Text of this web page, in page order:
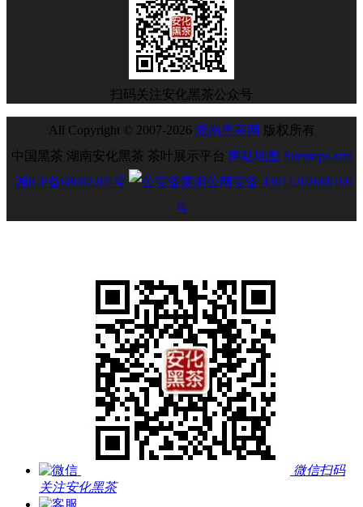
扫码关注安化黑茶公众号
All Copyright © 2007-2026 湖南黑茶网
版权所有
中国黑茶 湖南安化黑茶 茶叶展示平台 网站地图 Sitemaps.xml
湘ICP备08002205号
湘公网安备 43011202000109
号
微信扫码
关注安化黑茶